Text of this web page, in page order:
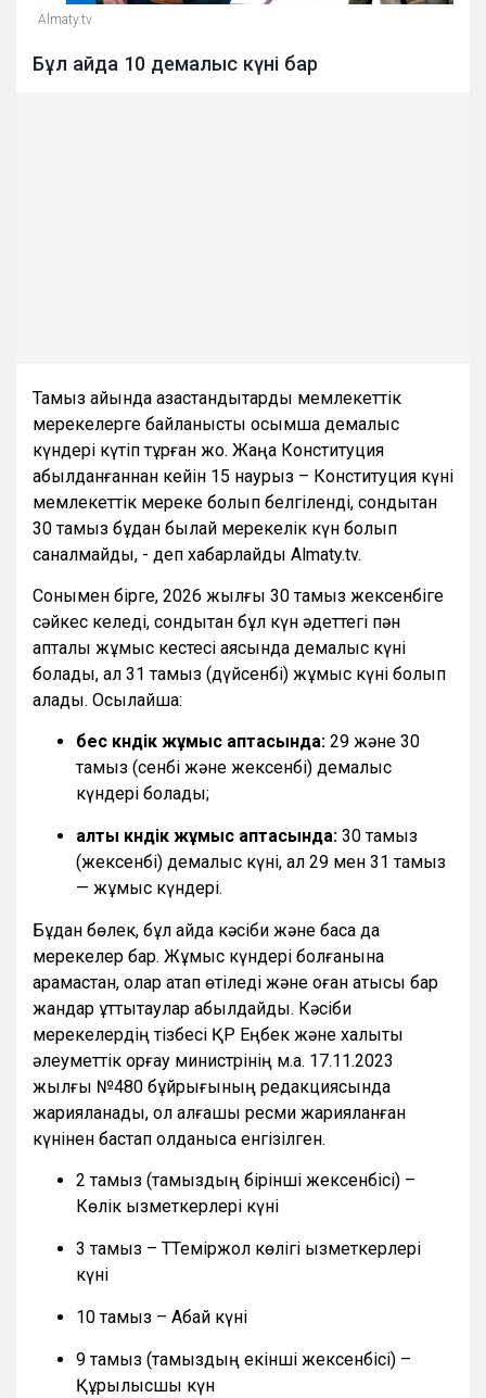
Almaty.tv
Бұл айда 10 демалыс күні бар
Тамыз айында қазақстандықтарды мемлекеттік
мерекелерге байланысты қосымша демалыс
күндері күтіп тұрған жоқ. Жаңа Конституция
қабылданғаннан кейін 15 наурыз – Конституция күні
мемлекеттік мереке болып белгіленді, сондықтан
30 тамыз бұдан былай мерекелік күн болып
саналмайды, - деп хабарлайды Almaty.tv.
Сонымен бірге, 2026 жылғы 30 тамыз жексенбіге
сәйкес келеді, сондықтан бұл күн әдеттегі пән
апталық жұмыс кестесі аясында демалыс күні
болады, ал 31 тамыз (дүйсенбі) жұмыс күні болып
қалады. Осылайша:
бес күндік жұмыс аптасында: 29 және 30
тамыз (сенбі және жексенбі) демалыс
күндері болады;
алты күндік жұмыс аптасында: 30 тамыз
(жексенбі) демалыс күні, ал 29 мен 31 тамыз
— жұмыс күндері.
Бұдан бөлек, бұл айда кәсіби және басқа да
мерекелер бар. Жұмыс күндері болғанына
қарамастан, олар атап өтіледі және оған қатысы бар
жандар құттықтаулар қабылдайды. Кәсіби
мерекелердің тізбесі ҚР Еңбек және халықты
әлеуметтік қорғау министрінің м.а. 17.11.2023
жылғы №480 бұйрығының редакциясында
жарияланады, ол алғашқы ресми жарияланған
күнінен бастап қолданысқа енгізілген.
2 тамыз (тамыздың бірінші жексенбісі) –
Көлік қызметкерлері күні
3 тамыз – ТТеміржол көлігі қызметкерлері
күні
10 тамыз – Абай күні
9 тамыз (тамыздың екінші жексенбісі) –
Құрылысшы күн